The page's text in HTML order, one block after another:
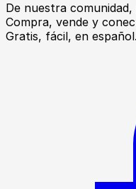
De nuestra
Compra, vende y
Gratis, fácil, en español.